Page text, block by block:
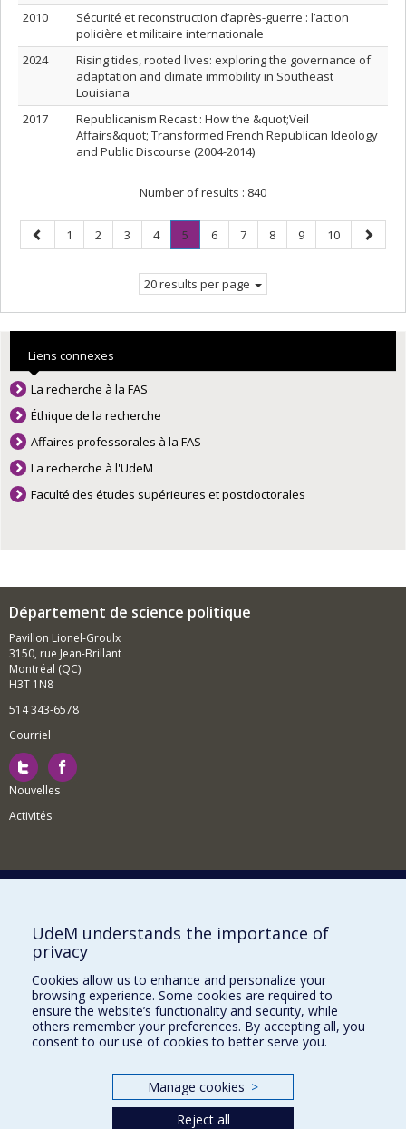
2010
Sécurité et reconstruction d’après-guerre : l’action
policière et militaire internationale
2024
Rising tides, rooted lives: exploring the governance of
adaptation and climate immobility in Southeast
Louisiana
2017
Republicanism Recast : How the &quot;Veil
Affairs&quot; Transformed French Republican Ideology
and Public Discourse (2004-2014)
Number of results : 840
Previous
page
Page
1 Page
2 Page
3 Page
4 Page
5
Current
Page
6 Page
7 Page
8 Page
9 Page
10
Next
page
20 results per page
Liens connexes
La recherche à la FAS
Éthique de la recherche
Affaires professorales à la FAS
La recherche à l'UdeM
Faculté des études supérieures et postdoctorales
Département de science politique
Pavillon Lionel-Groulx
3150, rue Jean-Brillant
Montréal (QC)
H3T 1N8
514 343-6578
Courriel
Nouvelles
Activités
Comment soutenir le Département?
BESOIN D'AIDE?
Plan du site
Signaler une erreur
Accessibilité
Nos départements et écoles
UdeM understands the importance of
privacy
Cookies allow us to enhance and personalize your
browsing experience. Some cookies are required to
ensure the website’s functionality and security, while
others remember your preferences. By accepting all, you
consent to our use of cookies to better serve you.
Manage cookies >
Reject all